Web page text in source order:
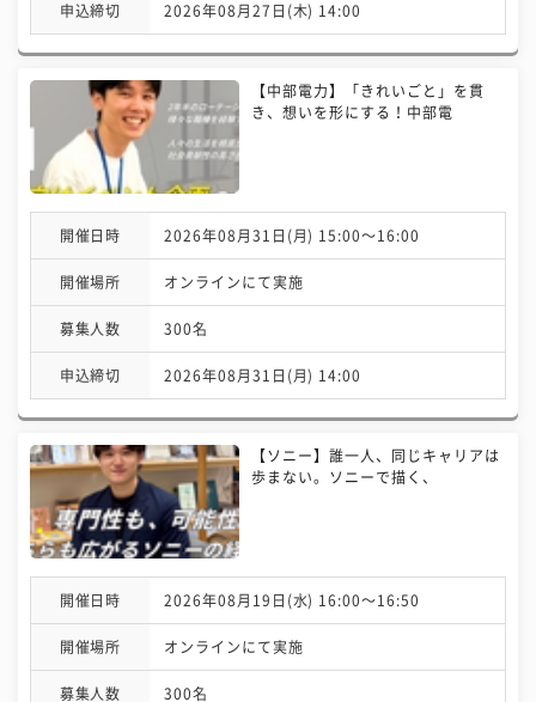
申込締切 2026年08月27日(木) 14:00
【中部電力】「きれいごと」を貫
き、想いを形にする！中部電
開催日時 2026年08月31日(月) 15:00〜16:00
開催場所 オンラインにて実施
募集人数 300名
申込締切 2026年08月31日(月) 14:00
【ソニー】誰一人、同じキャリアは
歩まない。ソニーで描く、
開催日時 2026年08月19日(水) 16:00〜16:50
開催場所 オンラインにて実施
募集人数 300名